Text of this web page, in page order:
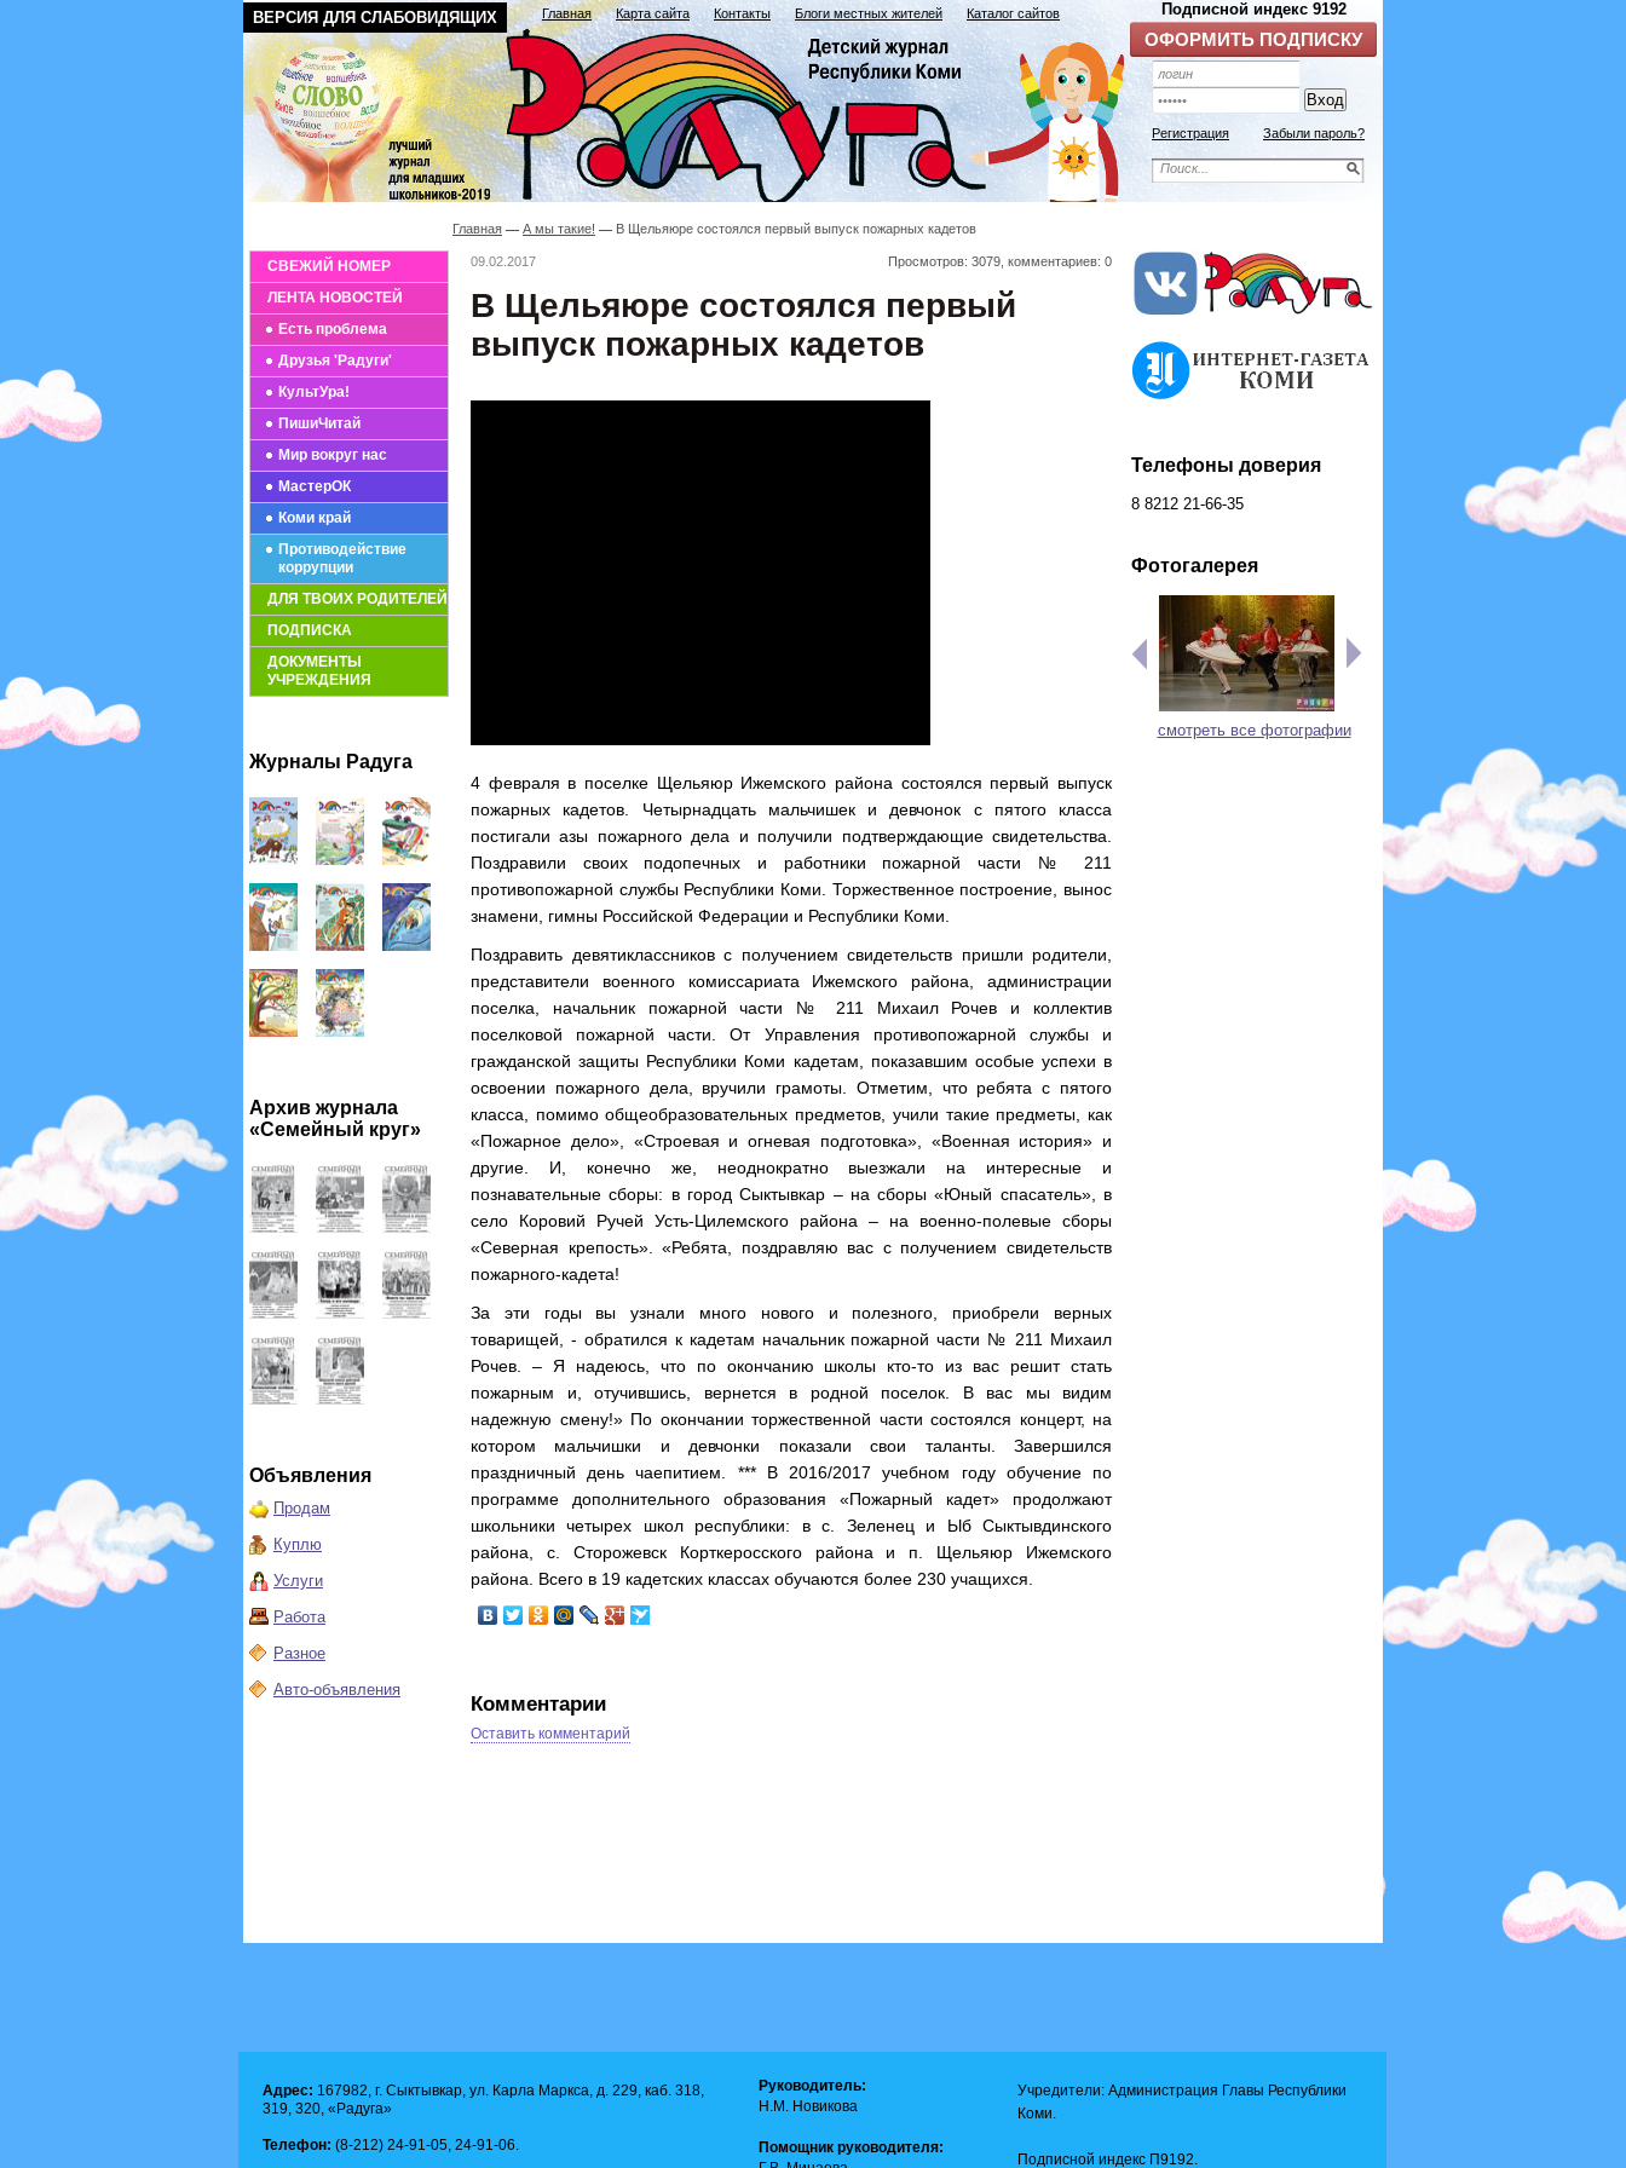
ВЕРСИЯ ДЛЯ СЛАБОВИДЯЩИХ Главная Карта сайта Контакты Блоги местных жителей Каталог сайтов
Регистрация Забыли пароль?
СВЕЖИЙ НОМЕР
ЛЕНТА НОВОСТЕЙ
Есть проблема
Друзья 'Радуги'
КультУра!
ПишиЧитай
Мир вокруг нас
МастерОК
Коми край
Противодействие
коррупции
ДЛЯ ТВОИХ РОДИТЕЛЕЙ
ПОДПИСКА
ДОКУМЕНТЫ
УЧРЕЖДЕНИЯ
Журналы Радуга
Архив журнала
«Семейный круг»
Объявления
Продам
Куплю
Услуги
Работа
Разное
Авто-объявления
Главная А мы такие! В Щельяюре состоялся первый выпуск пожарных кадетов
09.02.2017 Просмотров: 3079, комментариев: 0
В Щельяюре состоялся первый
выпуск пожарных кадетов
4 февраля в поселке Щельяюр Ижемского района состоялся первый выпуск
пожарных кадетов. Четырнадцать мальчишек и девчонок с пятого класса
постигали азы пожарного дела и получили подтверждающие свидетельства.
Поздравили своих подопечных и работники пожарной части № 211
противопожарной службы Республики Коми. Торжественное построение, вынос
знамени, гимны Российской Федерации и Республики Коми.
Поздравить девятиклассников с получением свидетельств пришли родители,
представители военного комиссариата Ижемского района, администрации
поселка, начальник пожарной части № 211 Михаил Рочев и коллектив
поселковой пожарной части. От Управления противопожарной службы и
гражданской защиты Республики Коми кадетам, показавшим особые успехи в
освоении пожарного дела, вручили грамоты. Отметим, что ребята с пятого
класса, помимо общеобразовательных предметов, учили такие предметы, как
«Пожарное дело», «Строевая и огневая подготовка», «Военная история» и
другие. И, конечно же, неоднократно выезжали на интересные и
познавательные сборы: в город Сыктывкар – на сборы «Юный спасатель», в
село Коровий Ручей Усть-Цилемского района – на военно-полевые сборы
«Северная крепость». «Ребята, поздравляю вас с получением свидетельств
пожарного-кадета!
За эти годы вы узнали много нового и полезного, приобрели верных
товарищей, - обратился к кадетам начальник пожарной части № 211 Михаил
Рочев. – Я надеюсь, что по окончанию школы кто-то из вас решит стать
пожарным и, отучившись, вернется в родной поселок. В вас мы видим
надежную смену!» По окончании торжественной части состоялся концерт, на
котором мальчишки и девчонки показали свои таланты. Завершился
праздничный день чаепитием. *** В 2016/2017 учебном году обучение по
программе дополнительного образования «Пожарный кадет» продолжают
школьники четырех школ республики: в с. Зеленец и Ыб Сыктывдинского
района, с. Сторожевск Корткеросского района и п. Щельяюр Ижемского
района. Всего в 19 кадетских классах обучаются более 230 учащихся.
Комментарии
Оставить комментарий
Телефоны доверия
8 8212 21-66-35
Фотогалерея
смотреть все фотографии
Адрес: 167982, г. Сыктывкар, ул. Карла Маркса, д. 229, каб. 318,
319, 320, «Радуга»
Телефон: (8-212) 24-91-05, 24-91-06.
Руководитель:
Н.М. Новикова
Помощник руководителя:
Учредители: Администрация Главы Республики
Коми.
Подписной индекс П9192.